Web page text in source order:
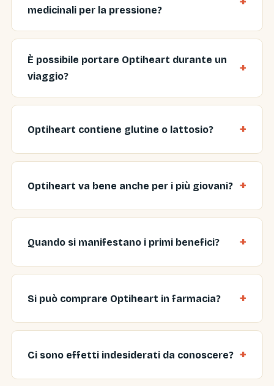
medicinali per la pressione?
È possibile portare Optiheart durante un
viaggio?
Optiheart contiene glutine o lattosio?
Optiheart va bene anche per i più giovani?
Quando si manifestano i primi benefici?
Si può comprare Optiheart in farmacia?
Ci sono effetti indesiderati da conoscere?